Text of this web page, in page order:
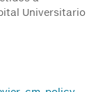
Universitario